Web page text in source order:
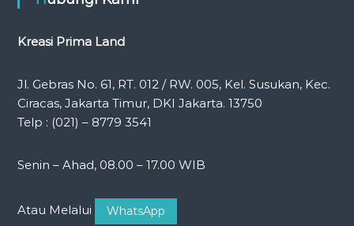
Kreasi Prima Land
Jl. Gebras No. 61, RT. 012 / RW. 005, Kel. Susukan, Kec.
Ciracas, Jakarta Timur, DKI Jakarta. 13750
Telp : (021) – 8779 3541
Senin – Ahad, 08.00 – 17.00 WIB
Atau Melalui WhatsApp